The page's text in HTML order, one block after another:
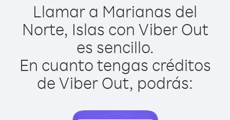
Llamar a Marianas del
Norte, Islas con Viber Out
es sencillo.
En cuanto tengas créditos
de Viber Out, podrás: